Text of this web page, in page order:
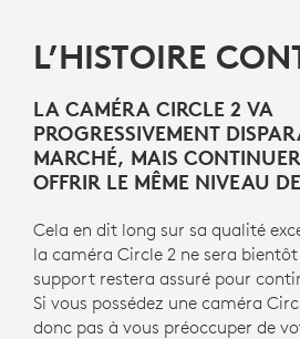
L’HISTOIRE
LA CAMÉRA CIRCLE 2 VA
PROGRESSIVEMENT
MARCHÉ, MAIS
OFFRIR LE MÊME NIVEAU
Cela en dit long sur sa qualité
la caméra Circle 2 ne sera
support restera assuré pour
Si vous possédez une caméra
donc pas à vous préoccuper de